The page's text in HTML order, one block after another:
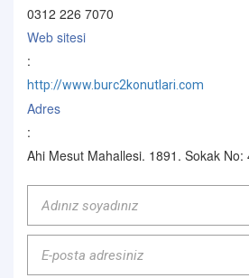
0312 226 7070
Web sitesi
:
http://www.burc2konutlari.com
Adres
:
Ahi Mesut Mahallesi. 1891. Sokak